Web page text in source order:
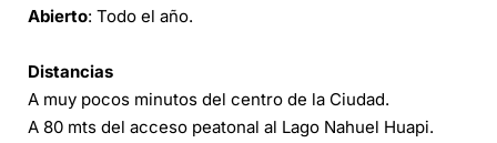
Abierto: Todo el año.
Distancias
A muy pocos minutos del centro de la Ciudad.
A 80 mts del acceso peatonal al Lago Nahuel Huapi.